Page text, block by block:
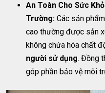
An Toàn Cho Sức
Trường: Các sản
cao thường được sản
không chứa hóa chất
người sử dụng. Đồng
góp phần bảo vệ môi